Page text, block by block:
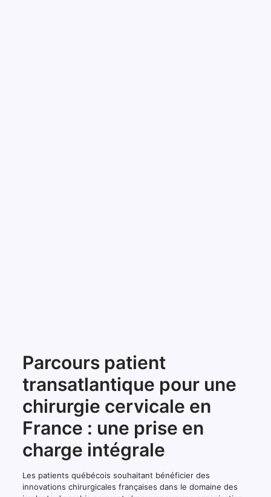
Parcours patient
transatlantique pour une
chirurgie cervicale en
France : une prise en
charge intégrale
Les patients québécois souhaitant bénéficier des
innovations chirurgicales françaises dans le domaine des